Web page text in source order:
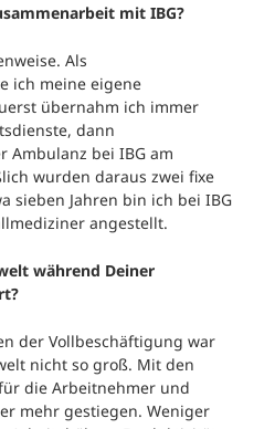
mit IBG?
Als
ich meine eigene
übernahm ich immer
dann
Ambulanz bei IBG am
wurden daraus zwei fixe
sieben Jahren bin ich bei IBG
angestellt.
während Deiner
der Vollbeschäftigung war
nicht so groß. Mit den
die Arbeitnehmer und
mehr gestiegen. Weniger